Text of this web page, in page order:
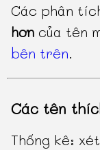
Các phân
hơn của tên
bên trên.
Các tên
Thống kê: